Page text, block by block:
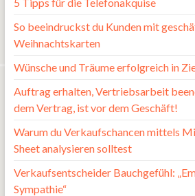
So beeindruckst du Kunden mit
Weihnachtskarten
Wünsche und Träume erfolgreich in
Auftrag erhalten, Vertriebsarbeit
dem Vertrag, ist vor dem Geschäft!
Warum du Verkaufschancen mittels
Sheet analysieren solltest
Verkaufsentscheider Bauchgefühl:
Sympathie“